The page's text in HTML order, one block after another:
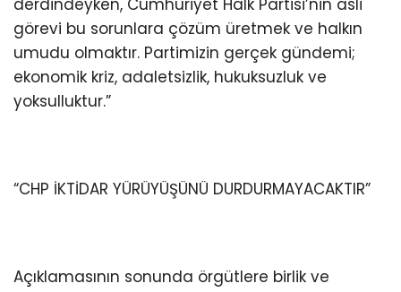
görevi bu sorunlara çözüm üretmek ve halkın
umudu olmaktır. Partimizin gerçek gündemi;
ekonomik kriz, adaletsizlik, hukuksuzluk ve
yoksulluktur.”
“CHP İKTİDAR YÜRÜYÜŞÜNÜ DURDURMAYACAKTIR”
Açıklamasının sonunda örgütlere birlik ve